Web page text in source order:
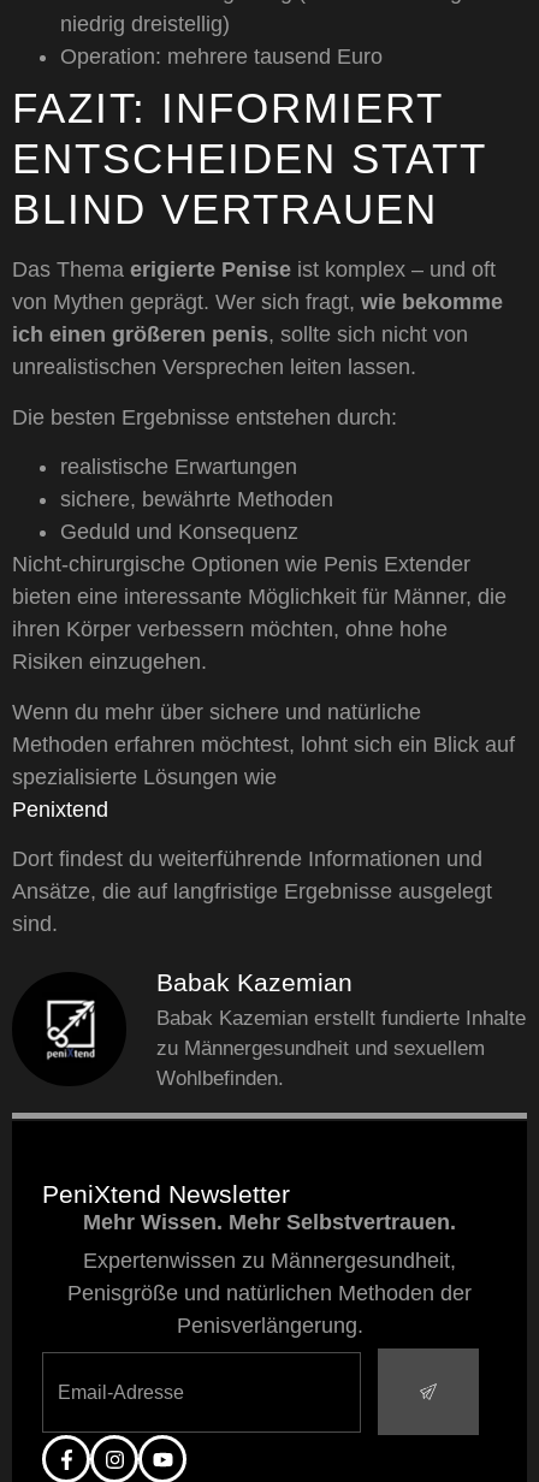
Babak Kazemian
Babak Kazemian erstellt fundierte Inhalte
zu Männergesundheit und sexuellem
Wohlbefinden.
PeniXtend Newsletter
Mehr Wissen. Mehr Selbstvertrauen.
Expertenwissen zu Männergesundheit,
Penisgröße und natürlichen Methoden der
Penisverlängerung.
niedrig dreistellig)
Operation: mehrere tausend Euro
FAZIT: INFORMIERT
ENTSCHEIDEN STATT
BLIND VERTRAUEN
Das Thema erigierte Penise ist komplex – und oft
von Mythen geprägt. Wer sich fragt, wie bekomme
ich einen größeren penis, sollte sich nicht von
unrealistischen Versprechen leiten lassen.
Die besten Ergebnisse entstehen durch:
realistische Erwartungen
sichere, bewährte Methoden
Geduld und Konsequenz
Nicht-chirurgische Optionen wie Penis Extender
bieten eine interessante Möglichkeit für Männer, die
ihren Körper verbessern möchten, ohne hohe
Risiken einzugehen.
Wenn du mehr über sichere und natürliche
Methoden erfahren möchtest, lohnt sich ein Blick auf
spezialisierte Lösungen wie
Penixtend
Dort findest du weiterführende Informationen und
Ansätze, die auf langfristige Ergebnisse ausgelegt
sind.